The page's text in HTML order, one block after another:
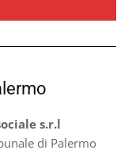
s.r.l
di Palermo